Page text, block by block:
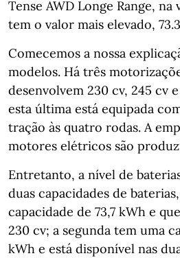
Tense AWD Longe Range, na
tem o valor mais elevado,
Comecemos a nossa
modelos. Há três
desenvolvem 230 cv, 245 cv
esta última está equipada
tração às quatro rodas. A
motores elétricos são
Entretanto, a nível de
duas capacidades de
capacidade de 73,7 kWh e
230 cv; a segunda tem uma
kWh e está disponível nas